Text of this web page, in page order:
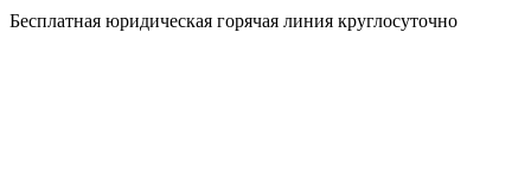
Бесплатная юридическая горячая линия круглосуточно